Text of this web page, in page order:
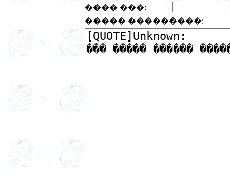
���� ���:
����� ���������: